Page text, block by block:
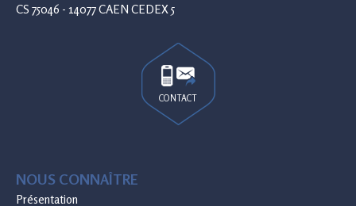
CS 75046 - 14077 CAEN CEDEX 5
CONTACT
NOUS CONNAÎTRE
Présentation